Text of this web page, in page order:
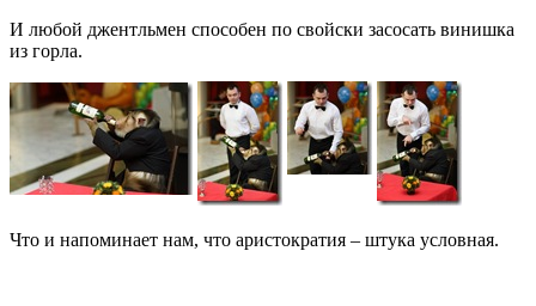
И любой джентльмен способен по свойски засосать винишка
из горла.
Что и напоминает нам, что аристократия – штука условная.